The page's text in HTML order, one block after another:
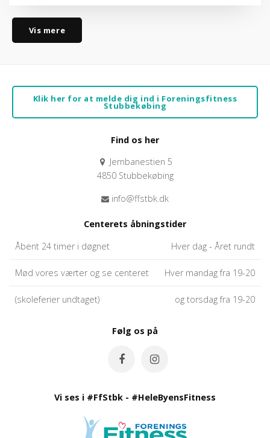
Vis mere
Klik her for at melde dig ind i Foreningsfitness
Stubbekøbing
Find os her
Jernbanestien 5
4850 Stubbekøbing
info@ffstbk.dk
Centerets åbningstider
Hver dag - Året rundt
Åbent 24 timer i døgnet
Hver mandag fra 19-20
Mød vores værter og se centeret
og torsdag fra 19-20
(skoleferier undtaget)
Følg os på
Vi ses i #FfStbk - #HeleByensFitness